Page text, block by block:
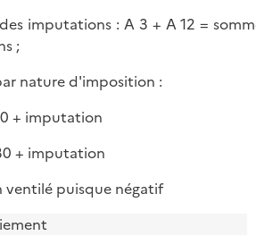
imputations : A 3 + A 12 =
;
nature d'imposition :
+ imputation
+ imputation
ventilé puisque négatif